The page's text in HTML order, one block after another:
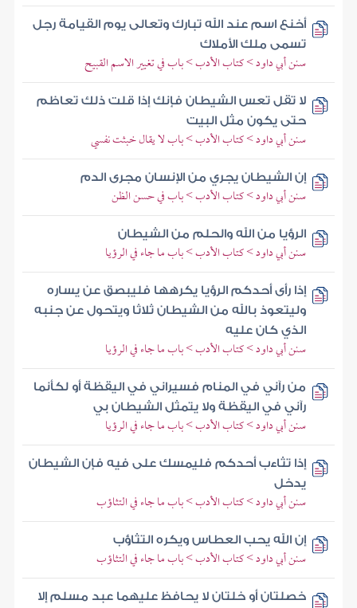
أخنع اسم عند الله تبارك وتعالى يوم القيامة رجل
تسمى ملك الأملاك
سنن أبي داود > كتاب الأدب > باب في تغيير الاسم القبيح
لا تقل تعس الشيطان فإنك إذا قلت ذلك تعاظم
حتى يكون مثل البيت
سنن أبي داود > كتاب الأدب > باب لا يقال خبثت نفسي
إن الشيطان يجري من الإنسان مجرى الدم
سنن أبي داود > كتاب الأدب > باب في حسن الظن
الرؤيا من الله والحلم من الشيطان
سنن أبي داود > كتاب الأدب > باب ما جاء في الرؤيا
إذا رأى أحدكم الرؤيا يكرهها فليبصق عن يساره
وليتعوذ بالله من الشيطان ثلاثا ويتحول عن جنبه
الذي كان عليه
سنن أبي داود > كتاب الأدب > باب ما جاء في الرؤيا
من رآني في المنام فسيراني في اليقظة أو لكأنما
رآني في اليقظة ولا يتمثل الشيطان بي
سنن أبي داود > كتاب الأدب > باب ما جاء في الرؤيا
إذا تثاءب أحدكم فليمسك على فيه فإن الشيطان
يدخل
سنن أبي داود > كتاب الأدب > باب ما جاء في التثاؤب
إن الله يحب العطاس ويكره التثاؤب
سنن أبي داود > كتاب الأدب > باب ما جاء في التثاؤب
خصلتان أو خلتان لا يحافظ عليهما عبد مسلم إلا